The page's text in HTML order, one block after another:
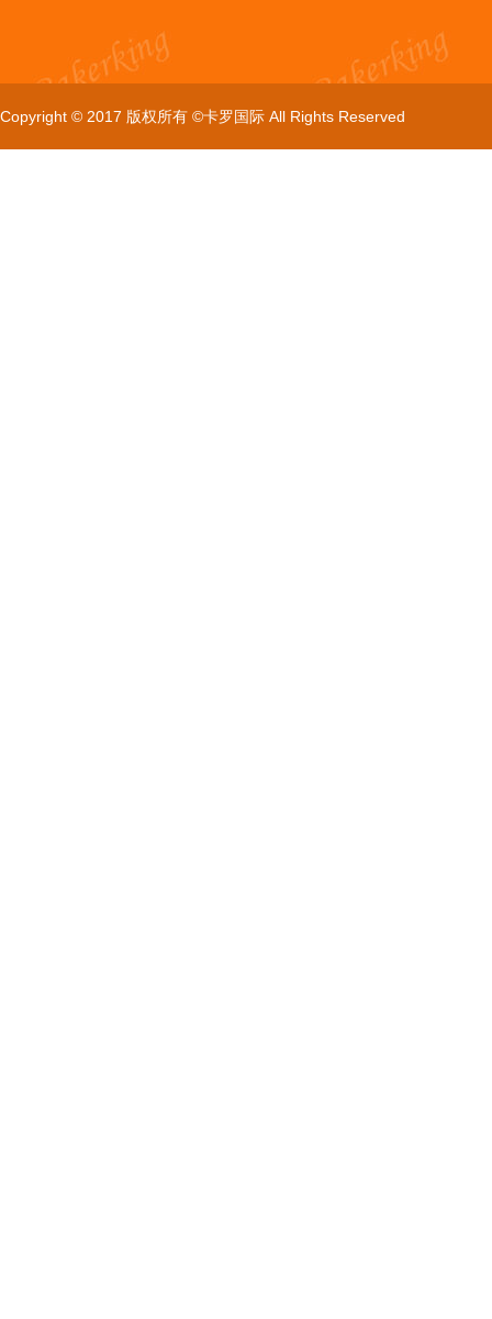
Copyright © 2017 版权所有 ©卡罗国际 All Rights Reserved